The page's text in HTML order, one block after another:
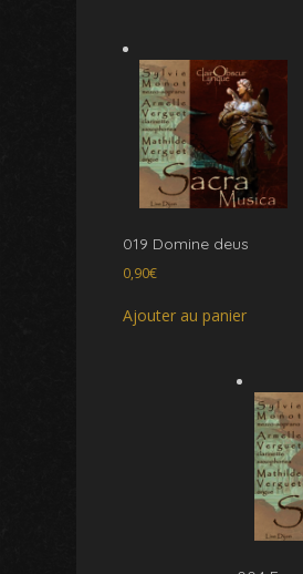
019 Domine deus
0,90€
Ajouter au panier